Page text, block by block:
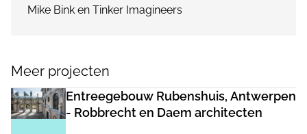
Mike Bink en Tinker Imagineers
Meer projecten
Entreegebouw Rubenshuis, Antwerpen
- Robbrecht en Daem architecten